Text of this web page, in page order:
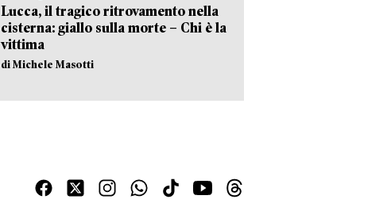
Lucca, il tragico ritrovamento nella
cisterna: giallo sulla morte – Chi è la
vittima
di Michele Masotti